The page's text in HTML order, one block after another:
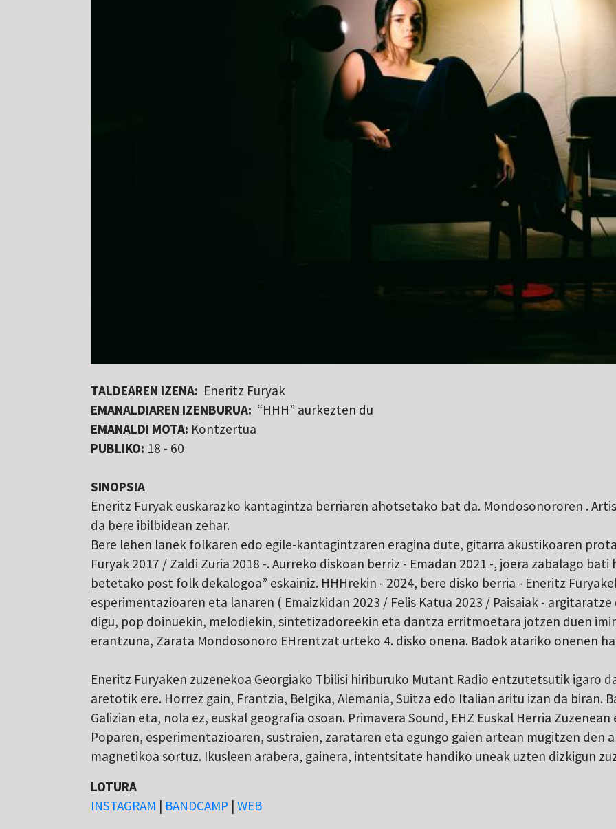
TALDEAREN IZENA: Eneritz Furyak
EMANALDIAREN IZENBURUA: “HHH” aurkezten du
EMANALDI MOTA: Kontzertua
PUBLIKO: 18 - 60
SINOPSIA
Eneritz Furyak euskarazko kantagintza berriaren ahotsetako bat da. Mondosonororen .
da bere ibilbidean zehar.
Bere lehen lanek folkaren edo egile-kantagintzaren eragina dute, gitarra akustikoaren
Furyak 2017 / Zaldi Zuria 2018 -. Aurreko diskoan berriz - Emadan 2021 -, joera zabalago
betetako post folk dekalogoa” eskainiz. HHHrekin - 2024, bere disko berria - Eneritz
esperimentazioaren eta lanaren ( Emaizkidan 2023 / Felis Katua 2023 / Paisaiak -
digu, pop doinuekin, melodiekin, sintetizadoreekin eta dantza erritmoetara jotzen duen
erantzuna, Zarata Mondosonoro EHrentzat urteko 4. disko onena. Badok atariko onenen
Eneritz Furyaken zuzenekoa Georgiako Tbilisi hiriburuko Mutant Radio entzutetsutik igaro
aretotik ere. Horrez gain, Frantzia, Belgika, Alemania, Suitza edo Italian aritu izan da biran.
Galizian eta, nola ez, euskal geografia osoan. Primavera Sound, EHZ Euskal Herria
Poparen, esperimentazioaren, sustraien, zarataren eta egungo gaien artean mugitzen den
magnetikoa sortuz. Ikusleen arabera, gainera, intentsitate handiko uneak uzten dizkigun
LOTURA
INSTAGRAM | BANDCAMP | WEB